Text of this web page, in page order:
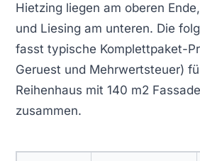
Hietzing liegen am oberen
und Liesing am unteren. Die
fasst typische Komplettpaket-
Geruest und Mehrwertsteuer)
Reihenhaus mit 140 m2
zusammen.